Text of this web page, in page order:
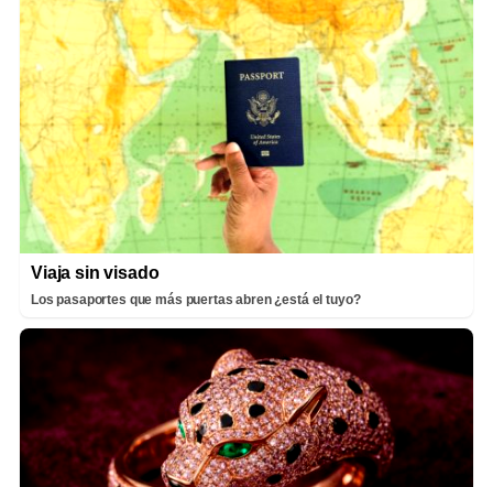
Viaja sin visado
Los pasaportes que más puertas abren ¿está el tuyo?